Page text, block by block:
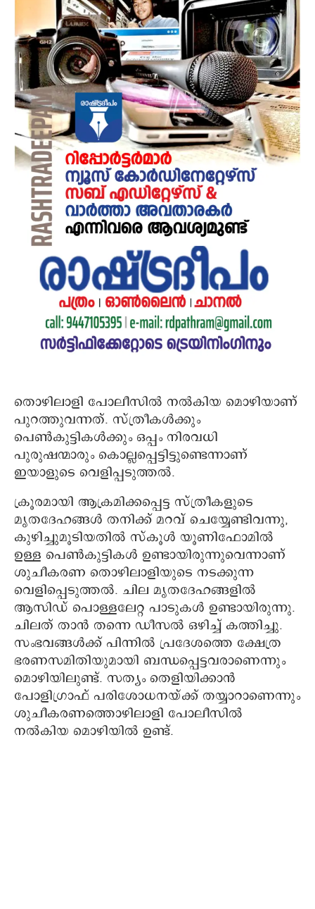
തൊഴിലാളി പോലീസിൽ നൽകിയ മൊഴിയാണ്
പുറത്തുവന്നത്. സ്ത്രീകൾക്കും
പെൺകുട്ടികൾക്കും ഒപ്പം നിരവധി
പുരുഷന്മാരും കൊല്ലപ്പെട്ടിട്ടുണ്ടെന്നാണ്
ഇയാളുടെ വെളിപ്പടുത്തൽ.
ക്രൂരമായി ആക്രമിക്കപ്പെട്ട സ്ത്രീകളുടെ
മൃതദേഹങ്ങൾ തനിക്ക് മറവ് ചെയ്യേണ്ടിവന്നു,
കുഴിച്ചുമൂടിയതിൽ സ്കൂൾ യൂണിഫോമിൽ
ഉള്ള പെൺകുട്ടികൾ ഉണ്ടായിരുന്നുവെന്നാണ്
ശുചീകരണ തൊഴിലാളിയുടെ നടക്കുന്ന
വെളിപ്പെടുത്തൽ. ചില മൃതദേഹങ്ങളിൽ
ആസിഡ് പൊള്ളലേറ്റ പാടുകൾ ഉണ്ടായിരുന്നു.
ചിലത് താൻ തന്നെ ഡീസൽ ഒഴിച്ച് കത്തിച്ചു.
സംഭവങ്ങൾക്ക് പിന്നിൽ പ്രദേശത്തെ ക്ഷേത്ര
ഭരണസമിതിയുമായി ബന്ധപ്പെട്ടവരാണെന്നും
മൊഴിയിലുണ്ട്. സത്യം തെളിയിക്കാൻ
പോളിഗ്രാഫ് പരിശോധനയ്ക്ക് തയ്യാറാണെന്നും
ശുചീകരണത്തൊഴിലാളി പോലീസിൽ
നൽകിയ മൊഴിയിൽ ഉണ്ട്.